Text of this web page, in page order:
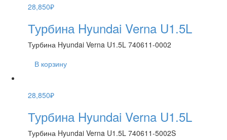
28,850₽
Турбина Hyundai Verna U1.5L
Турбина Hyundai Verna U1.5L 740611-0002
В корзину
28,850₽
Турбина Hyundai Verna U1.5L
Турбина Hyundai Verna U1.5L 740611-5002S